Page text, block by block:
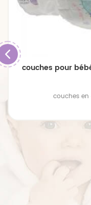
couches pour
couches